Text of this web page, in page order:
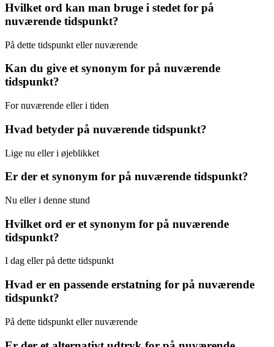
Hvilket ord kan man bruge i stedet for på
nuværende tidspunkt?
På dette tidspunkt eller nuværende
Kan du give et synonym for på nuværende
tidspunkt?
For nuværende eller i tiden
Hvad betyder på nuværende tidspunkt?
Lige nu eller i øjeblikket
Er der et synonym for på nuværende tidspunkt?
Nu eller i denne stund
Hvilket ord er et synonym for på nuværende
tidspunkt?
I dag eller på dette tidspunkt
Hvad er en passende erstatning for på nuværende
tidspunkt?
På dette tidspunkt eller nuværende